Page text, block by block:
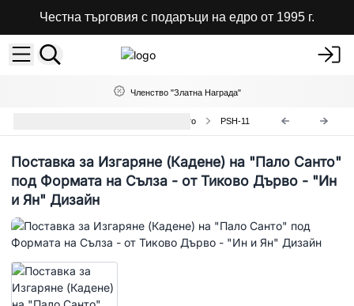
Честна търговия с подаръци на едро от 1995 г.
Членство "Златна Награда"
Поставки за Кадене на Пало Санто PSH-11
Поставка за Изгаряне (Кадене) на "Пало Санто"
под Формата на Сълза - от Тиково Дърво - "Ин
и Ян" Дизайн